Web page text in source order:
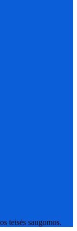
teisės saugomos.